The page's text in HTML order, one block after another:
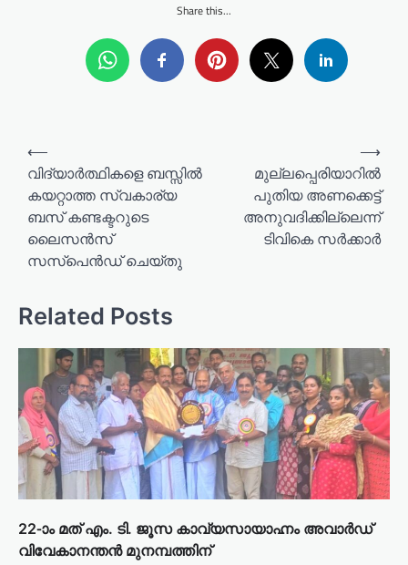
Share this...
v
i
a
t
i
o
⟵
വിദ്യാർത്ഥികളെ ബസ്സിൽ
കയറ്റാത്ത സ്വകാര്യ
ബസ് കണ്ടക്ടറുടെ
ലൈസൻസ്
സസ്പെൻഡ് ചെയ്തു
മുല്ലപ്പെരിയാറിൽ
പുതിയ അണക്കെട്ട്
അനുവദിക്കില്ലെന്ന്
ടിവികെ സർക്കാർ
⟶
Related Posts
22-ാം മത് എം. ടി. ജൂസ കാവ്യസായാഹ്നം അവാർഡ്
വിവേകാനന്തൻ മുനമ്പത്തിന്